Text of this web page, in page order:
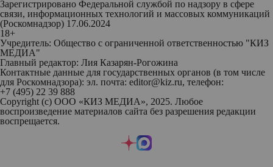
Зарегистрировано Федеральной службой по надзору в сфере
связи, информационных технологий и массовых коммуникаций
(Роскомнадзор) 17.06.2024
18+
Учредитель: Общество с ограниченной ответственностью "КИЗ
МЕДИА"
Главный редактор: Лия Казарян-Рогожина
Контактные данные для государственных органов (в том числе
для Роскомнадзора): эл. почта: editor@kiz.ru, телефон:
+7 (495) 22 39 888
Copyright (с) ООО «КИЗ МЕДИА», 2025. Любое
воспроизведение материалов сайта без разрешения редакции
воспрещается.